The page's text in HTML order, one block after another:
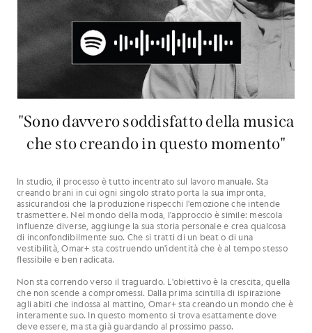
"Sono davvero soddisfatto della musica
che sto creando in questo momento"
In studio, il processo è tutto incentrato sul lavoro manuale. Sta
creando brani in cui ogni singolo strato porta la sua impronta,
assicurandosi che la produzione rispecchi l'emozione che intende
trasmettere. Nel mondo della moda, l'approccio è simile: mescola
influenze diverse, aggiunge la sua storia personale e crea qualcosa
di inconfondibilmente suo. Che si tratti di un beat o di una
vestibilità, Omar+ sta costruendo un'identità che è al tempo stesso
flessibile e ben radicata.
Non sta correndo verso il traguardo. L'obiettivo è la crescita, quella
che non scende a compromessi. Dalla prima scintilla di ispirazione
agli abiti che indossa al mattino, Omar+ sta creando un mondo che è
interamente suo. In questo momento si trova esattamente dove
deve essere, ma sta già guardando al prossimo passo.